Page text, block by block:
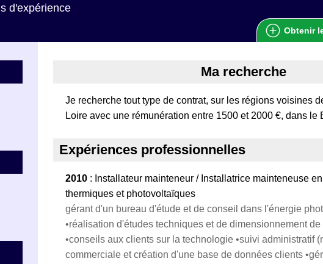
d'expérience
Obtenir
Ma recherche
Je recherche tout type de contrat, sur les régions voisines
Loire avec une rémunération entre 1500 et 2000 €, dans le
Expériences professionnelles
2010 : Installateur mainteneur / Installatrice mainteneuse
thermiques et photovoltaïques
gérant d'un bureau d'étude et de conseil dans l'énergie
•réalisation d'études techniques et de dimensionnement
•conseils aux clients sur la technologie •suivi administratif
commerciale et création d'une base de données clients